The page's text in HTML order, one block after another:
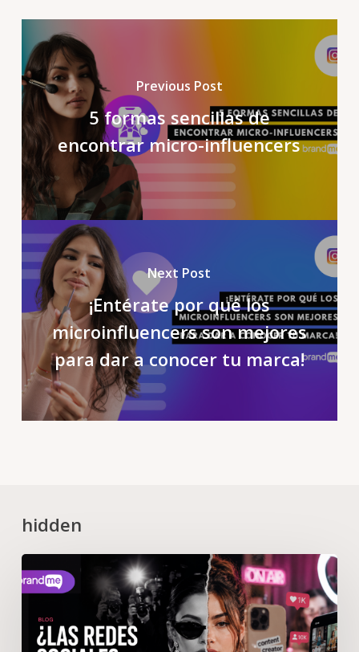
Previous Post
5 formas sencillas de
encontrar micro-influencers
Next Post
¡Entérate por qué los
microinfluencers son mejores
para dar a conocer tu marca!
hidden